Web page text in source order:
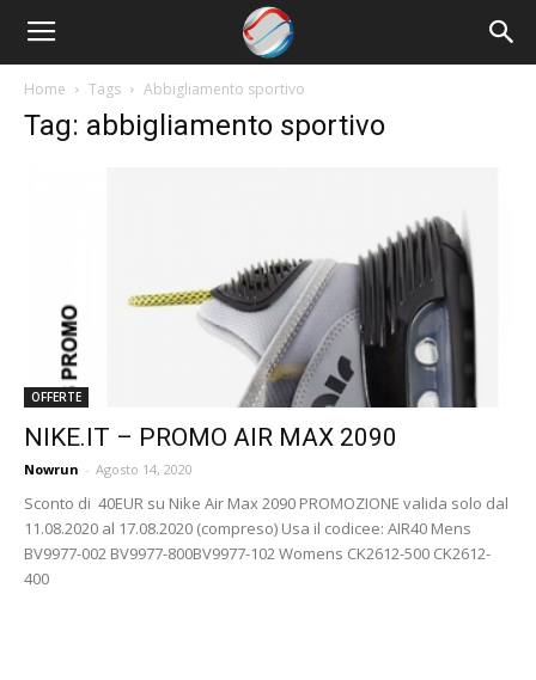
Nowrun
Home Tags Abbigliamento sportivo
Tag: abbigliamento sportivo
OFFERTE
NIKE.IT – PROMO AIR MAX 2090
Nowrun - Agosto 14, 2020
Sconto di 40EUR su Nike Air Max 2090 PROMOZIONE valida solo dal
11.08.2020 al 17.08.2020 (compreso) Usa il codicee: AIR40 Mens
BV9977-002 BV9977-800BV9977-102 Womens CK2612-500 CK2612-
400